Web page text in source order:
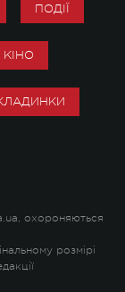
ПОДІЇ
КІНО
охороняються
розмірі